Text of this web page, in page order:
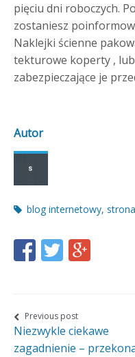
pięciu dni roboczych.
zostaniesz
Naklejki ścienne
tekturowe koperty ,
zabezpieczające je
Autor
Post
blog internetowy,
Share
on
Facebook
Share
on
Twitter
Share
on
Google+
Nawigacja
wpisu
Previous post
Niezwykle ciekawe
zagadnienie –